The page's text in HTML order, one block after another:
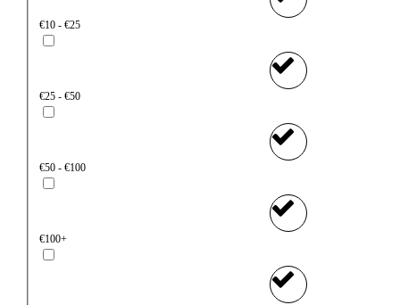
€10 - €25
€25 - €50
€50 - €100
€100+